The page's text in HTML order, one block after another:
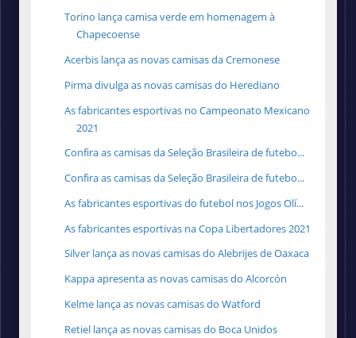
Torino lança camisa verde em homenagem à
Chapecoense
Acerbis lança as novas camisas da Cremonese
Pirma divulga as novas camisas do Herediano
As fabricantes esportivas no Campeonato Mexicano
2021
Confira as camisas da Seleção Brasileira de futebo...
Confira as camisas da Seleção Brasileira de futebo...
As fabricantes esportivas do futebol nos Jogos Olí...
As fabricantes esportivas na Copa Libertadores 2021
Silver lança as novas camisas do Alebrijes de Oaxaca
Kappa apresenta as novas camisas do Alcorcón
Kelme lança as novas camisas do Watford
Retiel lança as novas camisas do Boca Unidos